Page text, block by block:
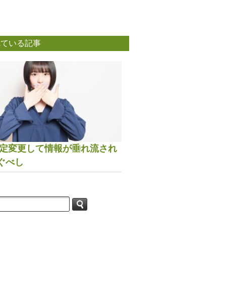
いる記事
変更して情報が垂れ流され
べし